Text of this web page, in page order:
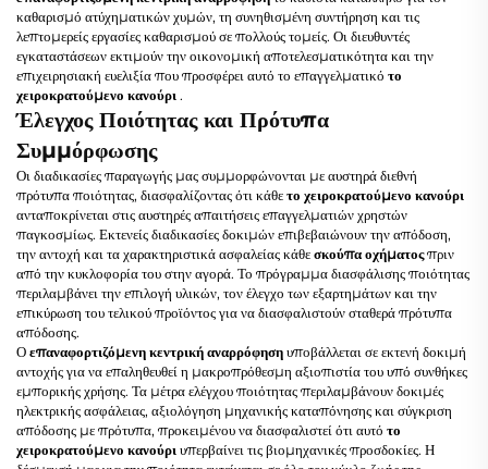
καθαρισμό ατύχηματικών χυμών, τη συνηθισμένη συντήρηση και τις
λεπτομερείς εργασίες καθαρισμού σε πολλούς τομείς. Οι διευθυντές
εγκαταστάσεων εκτιμούν την οικονομική αποτελεσματικότητα και την
επιχειρησιακή ευελιξία που προσφέρει αυτό το επαγγελματικό το
χειροκρατούμενο κανούρι .
Έλεγχος Ποιότητας και Πρότυπα
Συμμόρφωσης
Οι διαδικασίες παραγωγής μας συμμορφώνονται με αυστηρά διεθνή
πρότυπα ποιότητας, διασφαλίζοντας ότι κάθετο χειροκρατούμενο κανούρι
ανταποκρίνεται στις αυστηρές απαιτήσεις επαγγελματιών χρηστών
παγκοσμίως. Εκτενείς διαδικασίες δοκιμών επιβεβαιώνουν την απόδοση,
την αντοχή και τα χαρακτηριστικά ασφαλείας κάθεσκούπα οχήματοςπριν
από την κυκλοφορία του στην αγορά. Το πρόγραμμα διασφάλισης ποιότητας
περιλαμβάνει την επιλογή υλικών, τον έλεγχο των εξαρτημάτων και την
επικύρωση του τελικού προϊόντος για να διασφαλιστούν σταθερά πρότυπα
απόδοσης.
Οεπαναφορτιζόμενη κεντρική αναρρόφησηυποβάλλεται σε εκτενή δοκιμή
αντοχής για να επαληθευθεί η μακροπρόθεσμη αξιοπιστία του υπό συνθήκες
εμπορικής χρήσης. Τα μέτρα ελέγχου ποιότητας περιλαμβάνουν δοκιμές
ηλεκτρικής ασφάλειας, αξιολόγηση μηχανικής καταπόνησης και σύγκριση
απόδοσης με πρότυπα, προκειμένου να διασφαλιστεί ότι αυτό το
χειροκρατούμενο κανούρι υπερβαίνει τις βιομηχανικές προσδοκίες. Η